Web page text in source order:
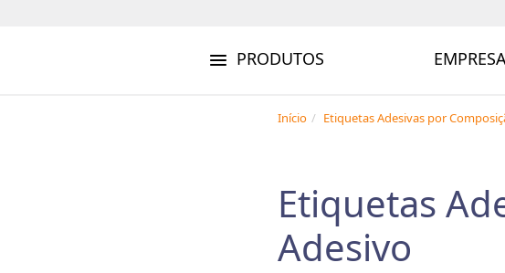
PRODUTOS EMPRESA
Início Etiquetas Adesivas por
Etiquetas
Adesivo